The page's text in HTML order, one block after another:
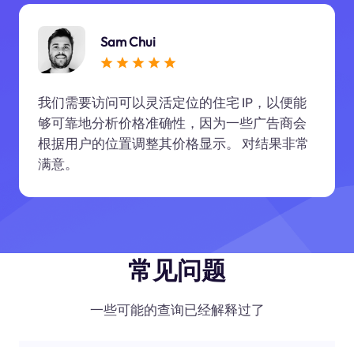
Sam Chui
我们需要访问可以灵活定位的住宅 IP，以便能
够可靠地分析价格准确性，因为一些广告商会
根据用户的位置调整其价格显示。 对结果非常
满意。
常见问题
一些可能的查询已经解释过了